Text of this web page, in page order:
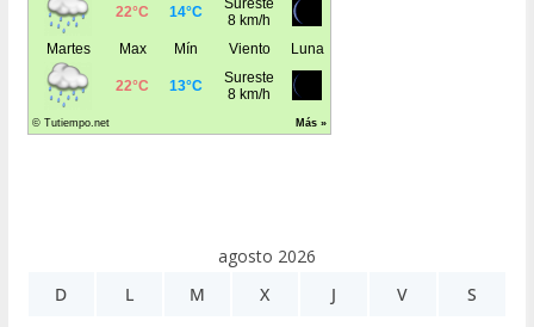
agosto 2026
D
L M X J V S